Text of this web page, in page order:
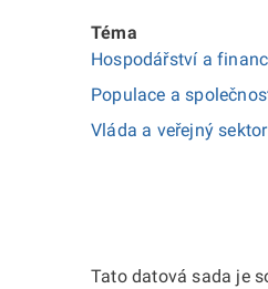
Téma
Hospodářství a
Populace a
Vláda a veřejný sektor
Tato datová sada je